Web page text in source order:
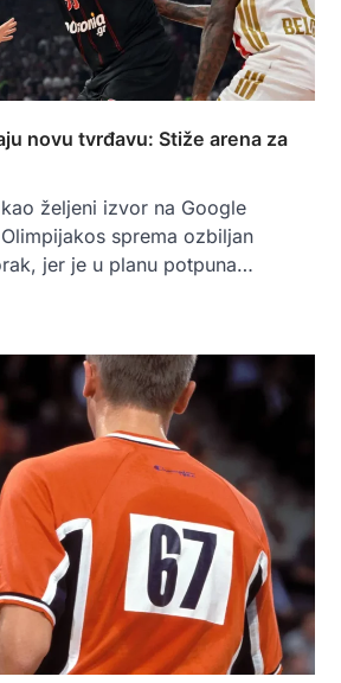
novu tvrđavu: Stiže arena za
željeni izvor na Google
sprema ozbiljan
jer je u planu potpuna…